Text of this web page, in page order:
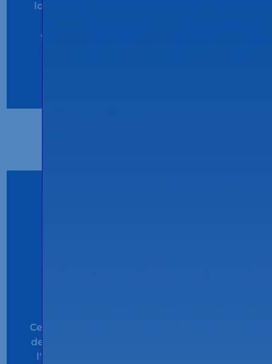
logistique spécialisé dans le transport de
garantissant le respect des normes de
sécurité et de qualité les plus élevées.
Certifie que nous respectons les exigences
de qualité, de sécurité et de protection de
l'environnement définies par l'industrie